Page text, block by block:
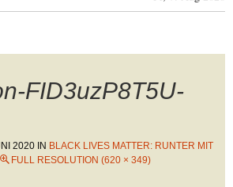
FID3uzP8T5U-
2020 IN BLACK LIVES MATTER: RUNTER MIT
FULL RESOLUTION (620 × 349)